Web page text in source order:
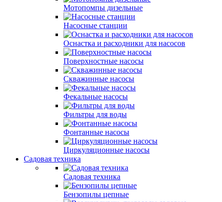
Мотопомпы дизельные
Насосные станции
Оснастка и расходники для насосов
Поверхностные насосы
Скважинные насосы
Фекальные насосы
Фильтры для воды
Фонтанные насосы
Циркуляционные насосы
Садовая техника
Садовая техника
Бензопилы цепные